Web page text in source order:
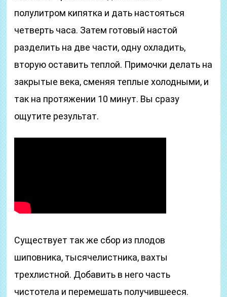
полулитром кипятка и дать настояться
четверть часа. Затем готовый настой
разделить на две части, одну охладить,
вторую оставить теплой. Примочки делать на
закрытые века, сменяя теплые холодными, и
так на протяжении 10 минут. Вы сразу
ощутите результат.
Существует так же сбор из плодов
шиповника, тысячелистника, вахты
трехлистной. Добавить в него часть
чистотела и перемешать получившееся.